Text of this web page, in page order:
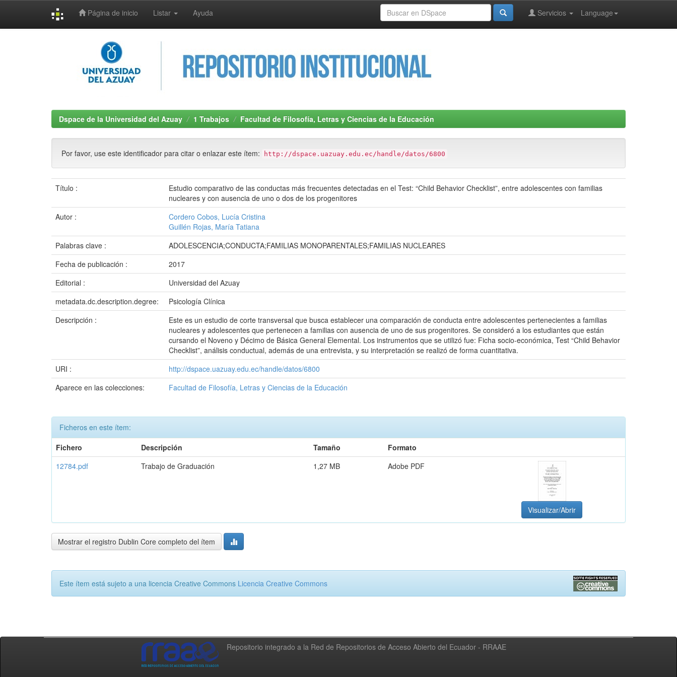
Página de inicio Listar Ayuda Language
Servicios
Dspace de la Universidad del Azuay 1 Trabajos Facultad de Filosofía, Letras y Ciencias de la Educación
Por favor, use este identificador para citar o enlazar este ítem: http://dspace.uazuay.edu.ec/handle/datos/6800
Título :
Estudio comparativo de las conductas más frecuentes detectadas en el Test: “Child Behavior Checklist”, entre adolescentes con familias
nucleares y con ausencia de uno o dos de los progenitores
Autor :
Cordero Cobos, Lucía Cristina
Guillén Rojas, María Tatiana
Palabras clave :
ADOLESCENCIA;CONDUCTA;FAMILIAS MONOPARENTALES;FAMILIAS NUCLEARES
Fecha de publicación :
2017
Editorial :
Universidad del Azuay
metadata.dc.description.degree:
Psicología Clínica
Descripción :
Este es un estudio de corte transversal que busca establecer una comparación de conducta entre adolescentes pertenecientes a familias
nucleares y adolescentes que pertenecen a familias con ausencia de uno de sus progenitores. Se consideró a los estudiantes que están
cursando el Noveno y Décimo de Básica General Elemental. Los instrumentos que se utilizó fue: Ficha socio-económica, Test “Child Behavior
Checklist”, análisis conductual, además de una entrevista, y su interpretación se realizó de forma cuantitativa.
URI :
http://dspace.uazuay.edu.ec/handle/datos/6800
Aparece en las colecciones:
Facultad de Filosofía, Letras y Ciencias de la Educación
Ficheros en este ítem:
Fichero
Descripción Tamaño
Formato
12784.pdf
Trabajo de Graduación 1,27 MB Adobe PDF
Visualizar/Abrir
Mostrar el registro Dublin Core completo del ítem
Este ítem está sujeto a una licencia Creative Commons Licencia Creative Commons
Repositorio integrado a la Red de Repositorios de Acceso Abierto del Ecuador - RRAAE